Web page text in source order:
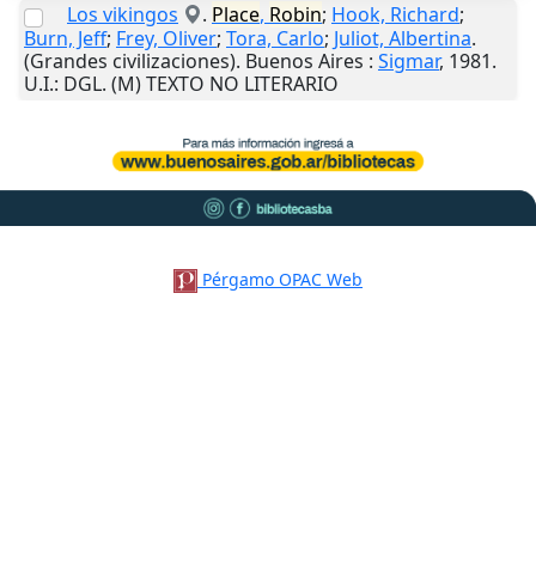
Los vikingos . Place, Robin; Hook, Richard;
Burn, Jeff; Frey, Oliver; Tora, Carlo; Juliot, Albertina.
(Grandes civilizaciones). Buenos Aires : Sigmar, 1981.
U.I.: DGL. (M) TEXTO NO LITERARIO
Pérgamo OPAC Web